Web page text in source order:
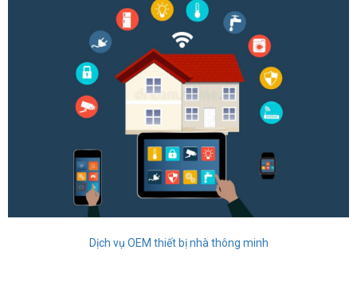
Dịch vụ OEM thiết bị nhà thông minh